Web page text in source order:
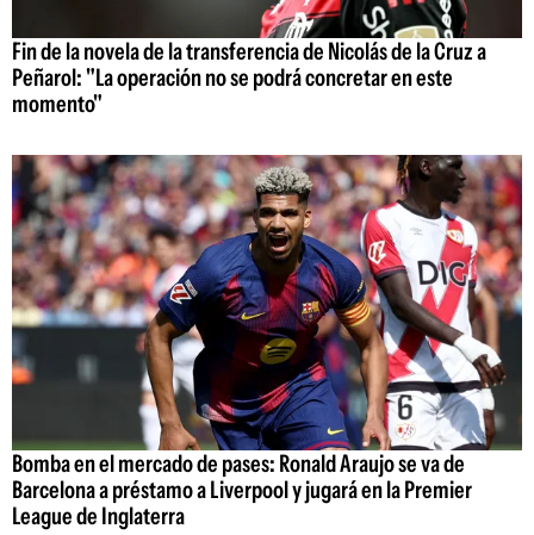
Fin de la novela de la transferencia de Nicolás de la Cruz a
Peñarol: "La operación no se podrá concretar en este
momento"
Bomba en el mercado de pases: Ronald Araujo se va de
Barcelona a préstamo a Liverpool y jugará en la Premier
League de Inglaterra